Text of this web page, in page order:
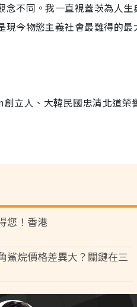
不同。我一直視蓋茨為人
現今物慾主義社會最難得的
立人、大韓民國忠清北道榮
您！香港
鯊烷價格差異大？關鍵在三